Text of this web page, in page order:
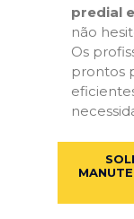
predial
não
Os
prontos